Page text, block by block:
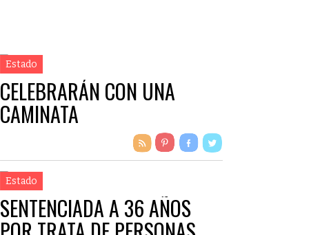
Estado
CELEBRARÁN CON UNA
CAMINATA
Estado
SENTENCIADA A 36 AÑOS